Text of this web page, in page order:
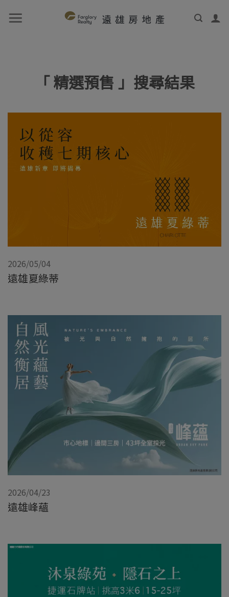
「 精選預售 」搜尋結果
2026/05/04
遠雄夏綠蒂
2026/04/23
遠雄峰蘊